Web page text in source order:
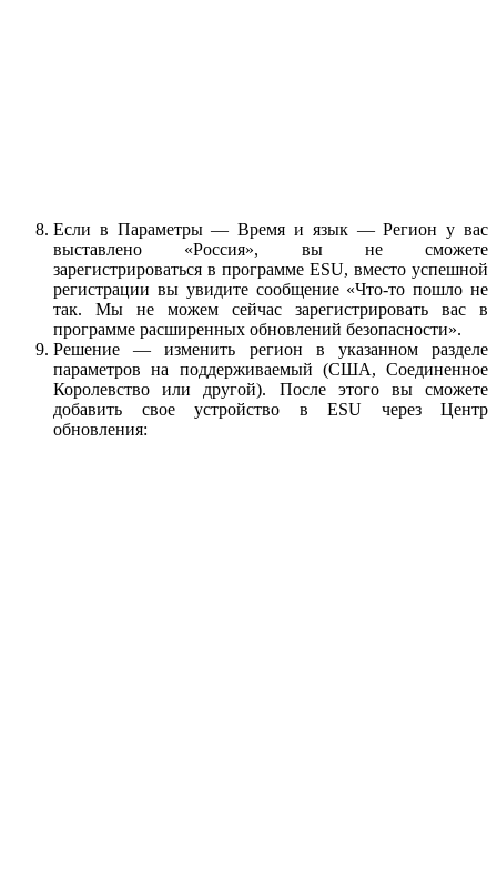
Если в Параметры — Время и язык — Регион у вас
выставлено «Россия», вы не сможете
зарегистрироваться в программе ESU, вместо успешной
регистрации вы увидите сообщение «Что-то пошло не
так. Мы не можем сейчас зарегистрировать вас в
программе расширенных обновлений безопасности».
Решение — изменить регион в указанном разделе
параметров на поддерживаемый (США, Соединенное
Королевство или другой). После этого вы сможете
добавить свое устройство в ESU через Центр
обновления: